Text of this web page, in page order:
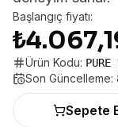
Başlangıç fiyatı:
Ürün Kodu:
Son Güncelleme:
Sepete